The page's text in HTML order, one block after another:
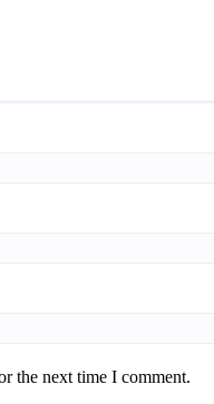
the next time I comment.